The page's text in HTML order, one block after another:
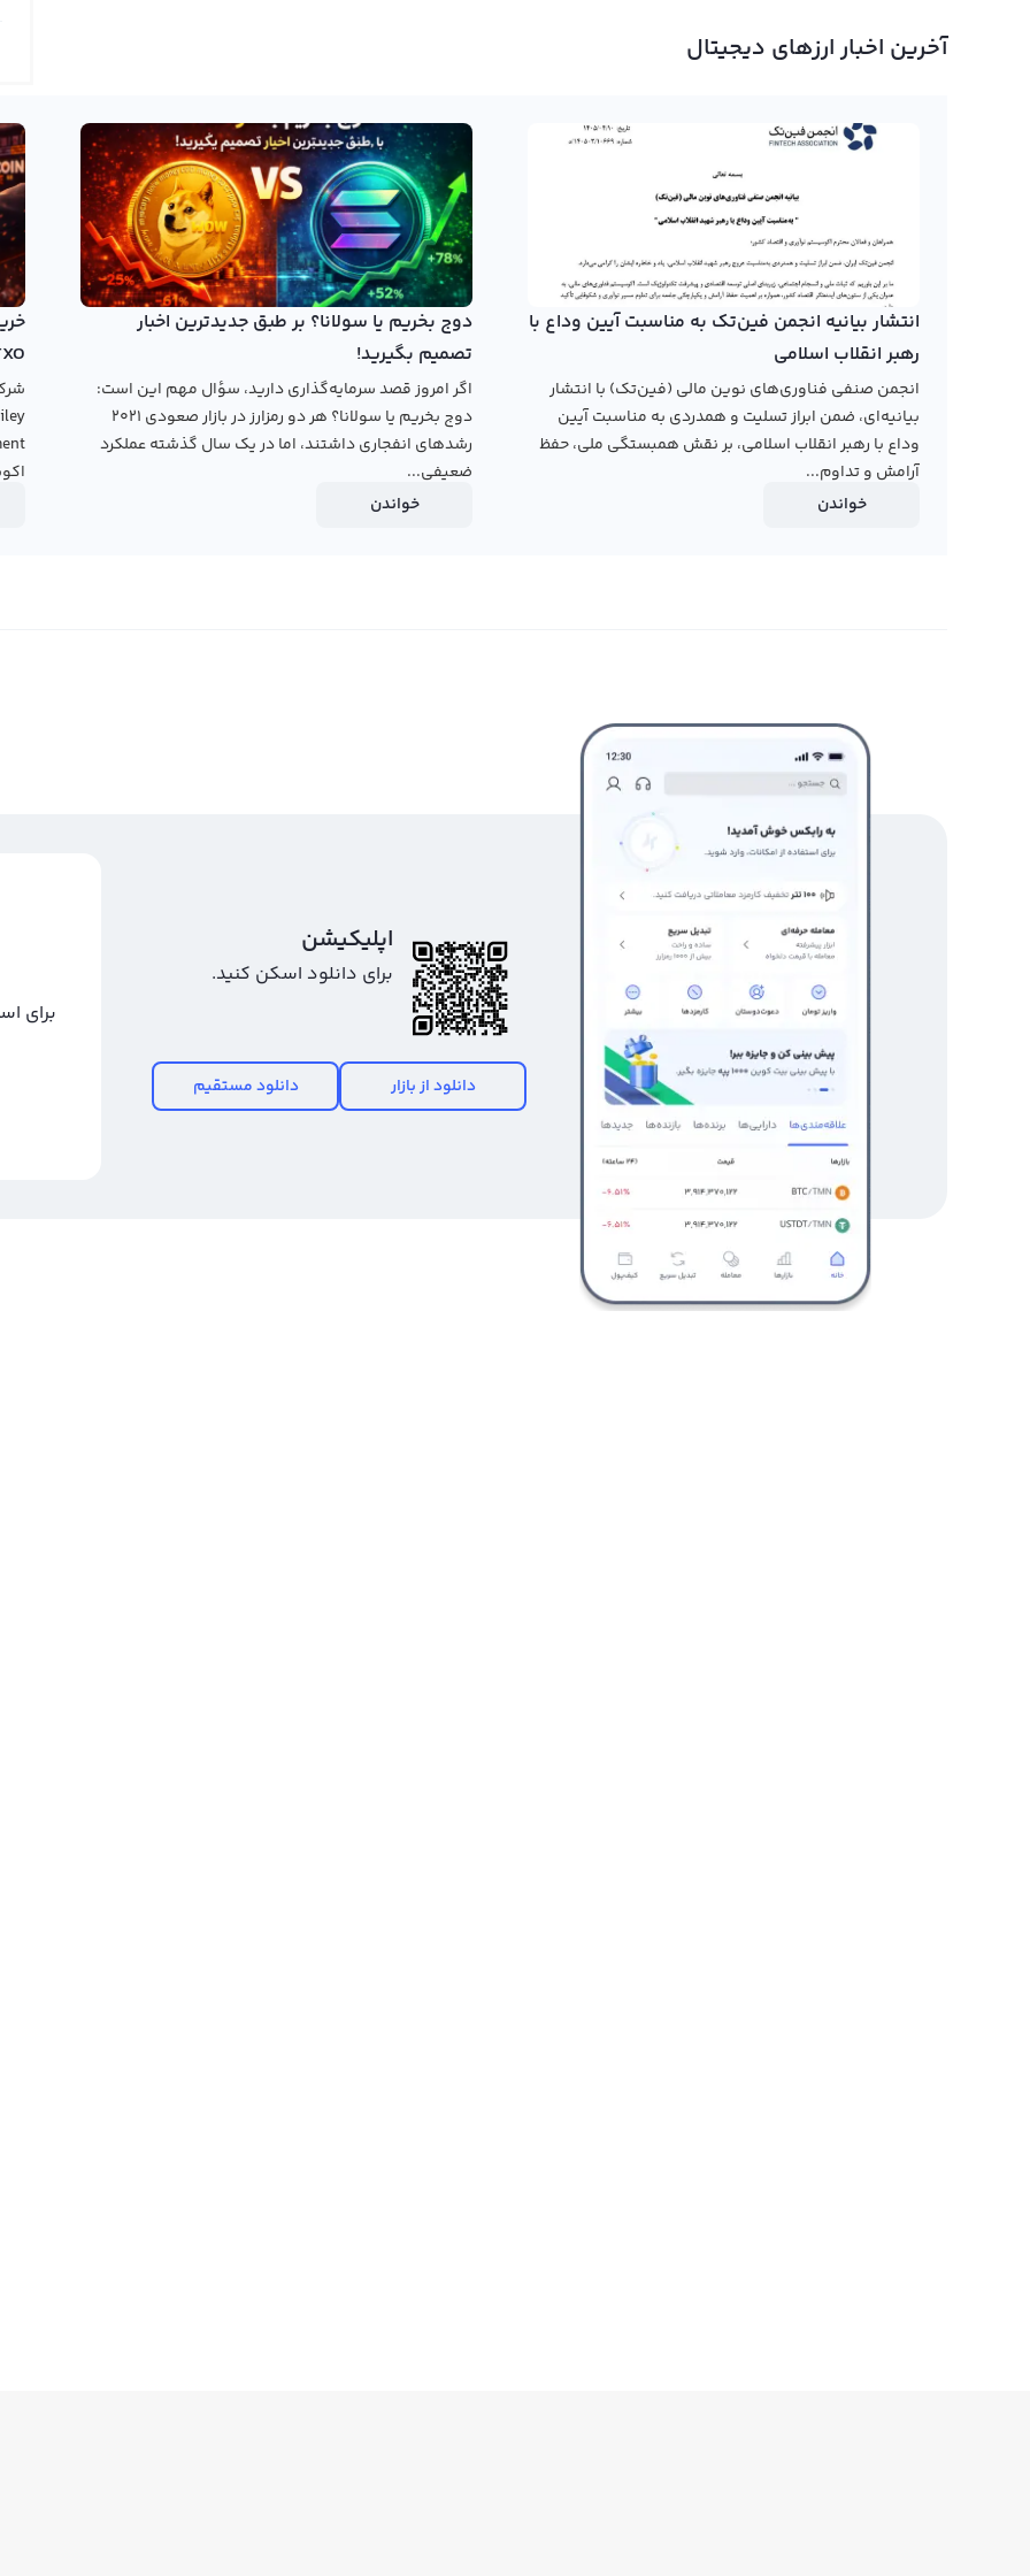
در صفحه قیمت ای آی کد، کاربران می‌توانند نمودار ای آی کد را در تایم فریم‌های مختلف مشاهده کرده و با استفاده از ابزارهای
مثل کندل و نمودار خطی ارائه شده است و امکان استفاده از تایم فریم‌های مختلف برای تحلیل وجود دارد.
اما این ارز دیجیتال جدید، به عنوان یک رقیب قوی برای بیت کوین در بازار ارز دیجیتال حضور دارد. نمودار ای آی کد به سرعت
پیشرفت کرده و خود را به عنوان یکی از ارزهای دیجیتال برتر جای خود باز کرده است. از آنجایی که این ارز دیجیتال جدید، دارای
نوسانات کمتر و پایدارتری است، بسیاری از سرمایه گذاران در تحلیل و درک نمودار ای آی کد متفوق بر بیت کوین هستند.
رابکس از خرید و فروش بیش از ۱۰۰۰ ارز دیجیتال پشتیبانی می‌کند. برای معامله رمز ای آی کد، به صفحه
خرید ای آی کدبروید.
آخرین اخبار ارزهای دیجیتال
انتشار بیانیه انجمن فین‌تک به مناسبت آیین وداع با
رهبر انقلاب اسلامی
انجمن صنفی فناوری‌های نوین مالی (فین‌تک) با انتشار
بیانیه‌ای، ضمن ابراز تسلیت و همدردی به مناسبت آیین
وداع با رهبر انقلاب اسلامی، بر نقش همبستگی ملی، حفظ
آرامش و تداوم...
خواندن
دوج بخریم یا سولانا؟ بر طبق جدیدترین اخبار
تصمیم بگیرید!
اگر امروز قصد سرمایه‌گذاری دارید، سؤال مهم این است:
دوج بخریم یا سولانا؟ هر دو رمزارز در بازار صعودی ۲۰۲۱
رشدهای انفجاری داشتند، اما در یک سال گذشته عملکرد
ضعیفی...
خواندن
اپلیکیشن
برای دانلود اسکن کنید.
دانلود از بازار دانلود مستقیم
برای